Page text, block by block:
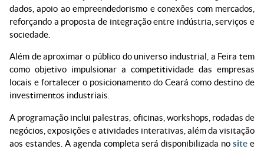
dados, apoio ao empreendedorismo e conexões com mercados,
reforçando a proposta de integração entre indústria, serviços e
sociedade.
Além de aproximar o público do universo industrial, a Feira tem
como objetivo impulsionar a competitividade das empresas
locais e fortalecer o posicionamento do Ceará como destino de
investimentos industriais.
A programação inclui palestras, oficinas, workshops, rodadas de
negócios, exposições e atividades interativas, além da visitação
aos estandes. A agenda completa será disponibilizada nosite e